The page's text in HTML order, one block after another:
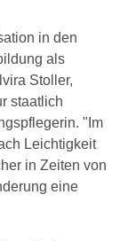
in den
als
Stoller,
staatlich
"Im
Leichtigkeit
in Zeiten von
eine